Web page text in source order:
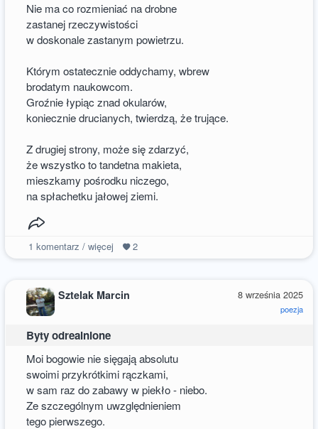
Nie ma co rozmieniać na drobne
zastanej rzeczywistości
w doskonale zastanym powietrzu.
Którym ostatecznie oddychamy, wbrew
brodatym naukowcom.
Groźnie łypiąc znad okularów,
koniecznie drucianych, twierdzą, że trujące.
Z drugiej strony, może się zdarzyć,
że wszystko to tandetna makieta,
mieszkamy pośrodku niczego,
na spłachetku jałowej ziemi.
1 komentarz / więcej 2
8 września 2025
poezja
Sztelak Marcin
Byty odrealnione
Moi bogowie nie sięgają absolutu
swoimi przykrótkimi rączkami,
w sam raz do zabawy w piekło - niebo.
Ze szczególnym uwzględnieniem
tego pierwszego.